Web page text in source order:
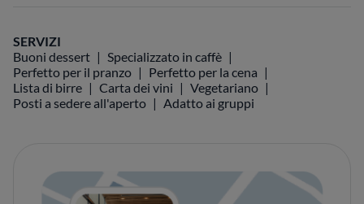
SERVIZI
Buoni dessert
Specializzato in caffè
Perfetto per il pranzo
Perfetto per la cena
Lista di birre
Carta dei vini
Vegetariano
Posti a sedere all'aperto
Adatto ai gruppi